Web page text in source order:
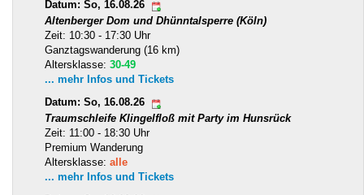
Datum: So, 16.08.26
Altenberger Dom und Dhünntalsperre (Köln)
Zeit: 10:30 - 17:30 Uhr
Ganztagswanderung (16 km)
Altersklasse: 30-49
... mehr Infos und Tickets
Datum: So, 16.08.26
Traumschleife Klingelfloß mit Party im Hunsrück
Zeit: 11:00 - 18:30 Uhr
Premium Wanderung
Altersklasse: alle
... mehr Infos und Tickets